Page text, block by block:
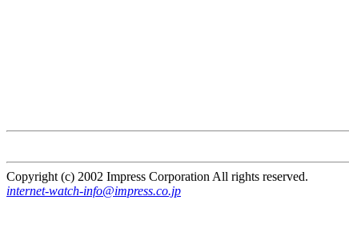
Copyright (c) 2002 Impress Corporation All rights reserved.
internet-watch-info@impress.co.jp